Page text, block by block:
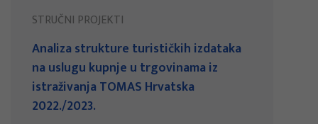
STRUČNI PROJEKTI
Analiza strukture turističkih izdataka
na uslugu kupnje u trgovinama iz
istraživanja TOMAS Hrvatska
2022./2023.